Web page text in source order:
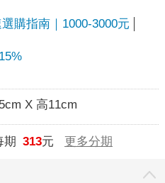
購指南｜1000-3000元
X 高11cm
期 313元 更多分期